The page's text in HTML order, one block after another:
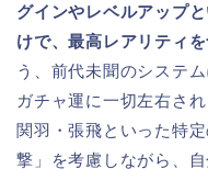
グインやレベルアップ
けで、最高レアリティ
う、前代未聞のシステ
ガチャ運に一切左右さ
関羽・張飛といった特
撃」を考慮しながら、